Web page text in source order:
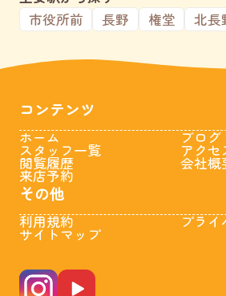
市役所前
長野 権堂 北長
コンテンツ
ホーム
スタッフ一覧
閲覧履歴
来店予約
ブログ
アク
会社概
その他
利用規約
サイトマップ
プライ